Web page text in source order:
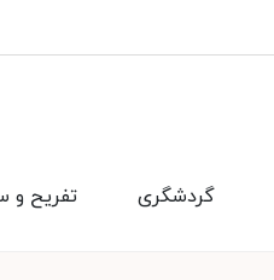
تفریح و گردشگری